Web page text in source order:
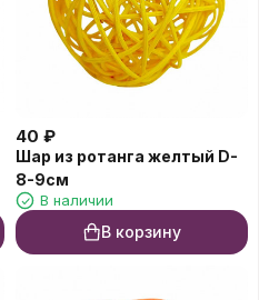
40 ₽
Шар из ротанга желтый D-
8-9см
В наличии
В корзину